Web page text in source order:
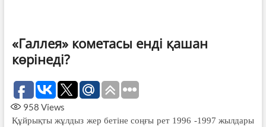
«Галлея» кометасы енді қашан
көрінеді?
958 Views
Құйрықты жұлдыз жер бетіне соңғы рет 1996 -1997 жылдары